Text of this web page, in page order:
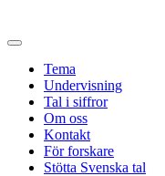
Tema
Undervisning
Tal i siffror
Om oss
Kontakt
För forskare
Stötta Svenska tal